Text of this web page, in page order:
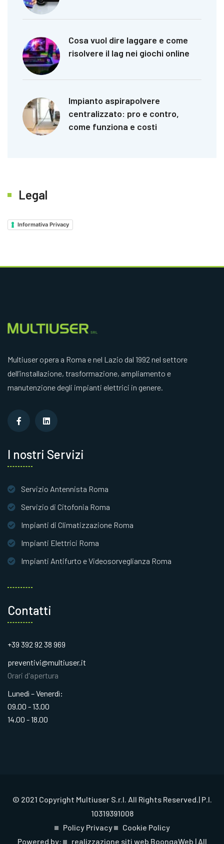
Cosa vuol dire laggare e come
risolvere il lag nei giochi online
Impianto aspirapolvere
centralizzato: pro e contro,
come funziona e costi
Legal
Informativa Privacy
Multiuser opera a Roma e nel Lazio dal 1992 nel settore
dell’installazione, trasformazione, ampliamento e
manutenzione degli impianti elettrici in genere.
I nostri Servizi
Servizio Antennista Roma
Servizio di Citofonia Roma
Impianti di Climatizzazione Roma
Impianti Elettrici Roma
Impianti Antifurto e Videosorveglianza Roma
Contatti
+39 392 92 38 969
preventivi@multiuser.it
Orari d'apertura
Lunedì – Venerdì:
09.00 - 13.00
14.00 - 18.00
© 2021 Copyright Multiuser S.r.l. All Rights Reserved.| P.I.
10319391008
Policy Privacy
Cookie Policy
Powered by:
realizzazione siti web BoongaWeb | All